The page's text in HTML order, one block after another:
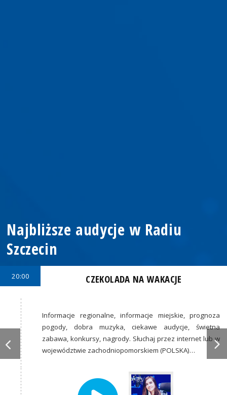
Najbliższe audycje w Radiu
Szczecin
20:00 CZEKOLADA NA WAKACJE
Informacje regionalne, informacje miejskie, prognoza
pogody, dobra muzyka, ciekawe audycje, świetna
zabawa, konkursy, nagrody. Słuchaj przez internet lub w
województwie zachodniopomorskiem (POLSKA)…